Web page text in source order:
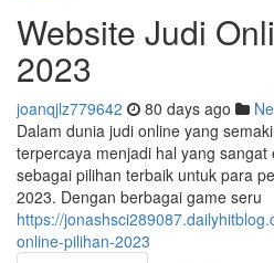
Website Judi
2023
joanqjlz779642 80 days ago
Dalam dunia judi online yang
terpercaya menjadi hal yang
sebagai pilihan terbaik untuk para
2023. Dengan berbagai game seru
https://
online-pilihan-2023